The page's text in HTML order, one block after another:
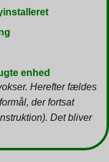
enhed
Herefter fældes
der fortsat
Det bliver